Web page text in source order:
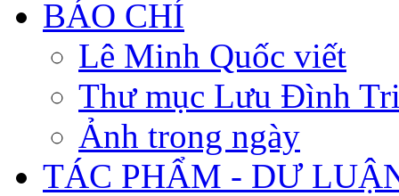
BÁO CHÍ
Lê Minh Quốc viết
Thư mục Lưu Đình
Ảnh trong ngày
TÁC PHẨM - DƯ